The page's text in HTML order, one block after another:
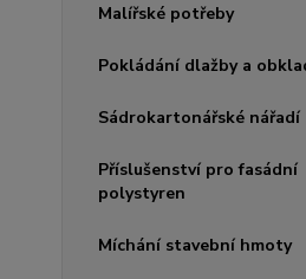
Malířské potřeby
Pokládání dlažby a
Sádrokartonářské nářadí
Příslušenství pro fasádní
polystyren
Míchání stavební hmoty